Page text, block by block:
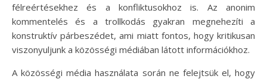
félreértésekhez és a konfliktusokhoz is. Az anonim
kommentelés és a trollkodás gyakran megnehezíti a
konstruktív párbeszédet, ami miatt fontos, hogy kritikusan
viszonyuljunk a közösségi médiában látott információkhoz.
A közösségi média használata során ne felejtsük el, hogy